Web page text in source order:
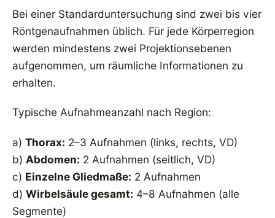
Bei einer Standarduntersuchung sind zwei bis vier
Röntgenaufnahmen üblich. Für jede Körperregion
werden mindestens zwei Projektionsebenen
aufgenommen, um räumliche Informationen zu
erhalten.
Typische Aufnahmeanzahl nach Region:
a) Thorax: 2–3 Aufnahmen (links, rechts, VD)
b) Abdomen: 2 Aufnahmen (seitlich, VD)
c) Einzelne Gliedmaße: 2 Aufnahmen
d) Wirbelsäule gesamt: 4–8 Aufnahmen (alle
Segmente)